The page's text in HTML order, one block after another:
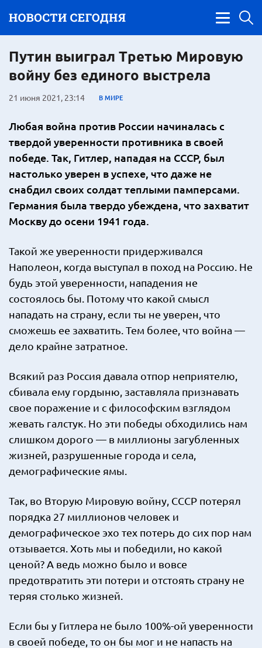
Путин выиграл Третью Мировую
войну без единого выстрела
21 июня 2021, 23:14 В МИРЕ
Любая война против России начиналась с
твердой уверенности противника в своей
победе. Так, Гитлер, нападая на СССР, был
настолько уверен в успехе, что даже не
снабдил своих солдат теплыми памперсами.
Германия была твердо убеждена, что захватит
Москву до осени 1941 года.
Такой же уверенности придерживался
Наполеон, когда выступал в поход на Россию. Не
будь этой уверенности, нападения не
состоялось бы. Потому что какой смысл
нападать на страну, если ты не уверен, что
сможешь ее захватить. Тем более, что война —
дело крайне затратное.
Всякий раз Россия давала отпор неприятелю,
сбивала ему гордыню, заставляла признавать
свое поражение и с философским взглядом
жевать галстук. Но эти победы обходились нам
слишком дорого — в миллионы загубленных
жизней, разрушенные города и села,
демографические ямы.
Так, во Вторую Мировую войну, СССР потерял
порядка 27 миллионов человек и
демографическое эхо тех потерь до сих пор нам
отзывается. Хоть мы и победили, но какой
ценой? А ведь можно было и вовсе
предотвратить эти потери и отстоять страну не
теряя столько жизней.
Если бы у Гитлера не было 100%-ой уверенности
в своей победе, то он бы мог и не напасть на